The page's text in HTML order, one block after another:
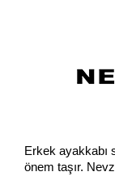
Erkek ayakkabı
önem taşır.